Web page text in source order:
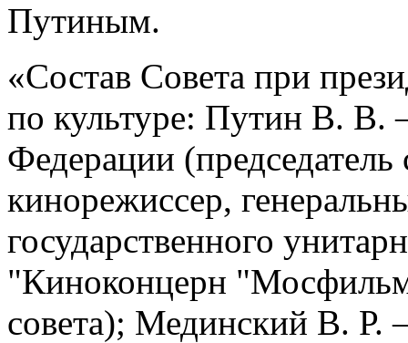
Путиным.
«Состав Совета при
по культуре: Путин В. В.
Федерации
кинорежиссер,
государственного
"Киноконцерн
совета); Мединский В.